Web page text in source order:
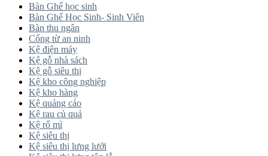
Bàn Ghế học sinh
Bàn Ghế Học Sinh- Sinh Viên
Bàn thu ngân
Cổng từ an ninh
Kệ điện máy
Kệ gỗ nhà sách
Kệ gỗ siêu thị
Kệ kho công nghiệp
Kệ kho hàng
Kệ quảng cáo
Kệ rau củ quả
Kệ rổ mì
Kệ siêu thị
Kệ siêu thị lưng lưới